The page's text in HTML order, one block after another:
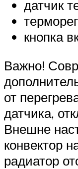
датчик
кнопка
Важно!
от
датчика,
Внешне
конвектор
радиатор